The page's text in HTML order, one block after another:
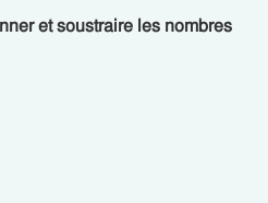
et soustraire les nombres